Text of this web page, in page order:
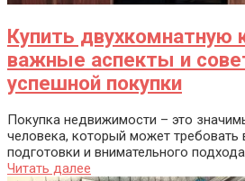
Купить двухкомнатную
важные аспекты и
успешной покупки
Покупка недвижимости – это
человека, который может требовать
подготовки и внимательного
Читать далее